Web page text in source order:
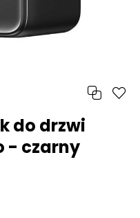
do drzwi
- czarny